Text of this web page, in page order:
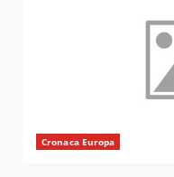
Cronaca Europa